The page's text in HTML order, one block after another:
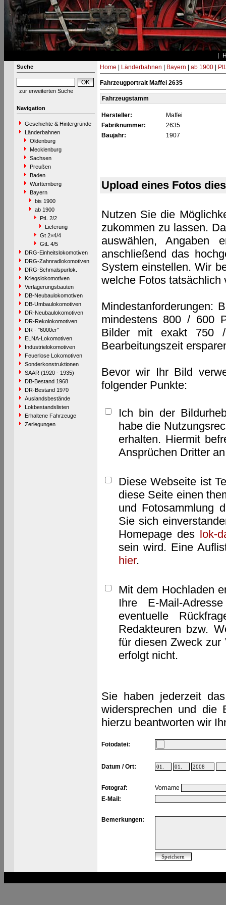
Suche
zur erweiterten Suche
Navigation
Geschichte & Hintergründe
Länderbahnen
Oldenburg
Mecklenburg
Sachsen
Preußen
Baden
Württemberg
Bayern
bis 1900
ab 1900
PtL 2/2
Lieferung
Gt 2×4/4
GtL 4/5
DRG-Einheitslokomotiven
DRG-Zahnradlokomotiven
DRG-Schmalspurlok.
Kriegslokomotiven
Verlagerungsbauten
DB-Neubaulokomotiven
DB-Umbaulokomotiven
DR-Neubaulokomotiven
DR-Rekolokomotiven
DR - "6000er"
ELNA-Lokomotiven
Industrielokomotiven
Feuerlose Lokomotiven
Sonderkonstruktionen
SAAR (1920 - 1935)
DB-Bestand 1968
DR-Bestand 1970
Auslandsbestände
Lokbestandslisten
Erhaltene Fahrzeuge
Zerlegungen
Home Länderbahnen Bayern ab 1900|
Fahrzeugportrait Maffei 2635
Fahrzeugstamm
Hersteller:
Maffei
Fabriknummer:
2635
Baujahr:
1907
Upload eines Fotos
Nutzen Sie die
zukommen zu lassen.
auswählen, Angaben
anschließend das
System einstellen. Wir
welche Fotos tatsächlich
Mindestanforderungen:
mindestens 800 / 600
Bilder mit exakt 750
Bearbeitungszeit
Bevor wir Ihr Bild
folgender Punkte:
Ich bin der
habe die
erhalten. Hiermit
Ansprüchen Dritter
Diese Webseite ist
diese Seite einen
und Fotosammlung
Sie sich
Homepage des lok-
sein wird. Eine
hier.
Mit dem Hochladen
Ihre E-Mail-
eventuelle
Redakteuren bzw.
für diesen Zweck zur
erfolgt nicht.
Sie haben jederzeit
widersprechen und die
hierzu beantworten wir
Fotodatei:
Datum / Ort:
Fotograf:
Vorname
E-Mail:
Bemerkungen: